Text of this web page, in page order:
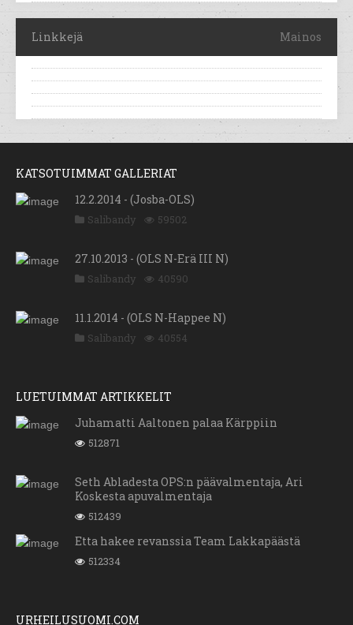
Linkkejä Mainos
KATSOTUIMMAT GALLERIAT
12.2.2014 - (Josba-OLS)
Salibandy 59502
27.10.2013 - (OLS N-Erä III N)
Salibandy 40590
11.1.2014 - (OLS N-Happee N)
Salibandy 40554
LUETUIMMAT ARTIKKELIT
Juhamatti Aaltonen palaa Kärppiin
512871
Seth Abladesta OPS:n päävalmentaja, Ari
Koskesta apuvalmentaja
512439
Etta hakee revanssia Team Lakkapäästä
512334
URHEILUSUOMI.COM